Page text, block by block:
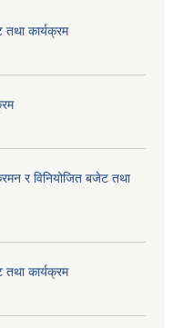
कार्यक्रम
र विनियोजित बजेट तथा
कार्यक्रम